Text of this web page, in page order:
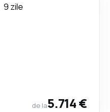
9 zile
de la5.714 €